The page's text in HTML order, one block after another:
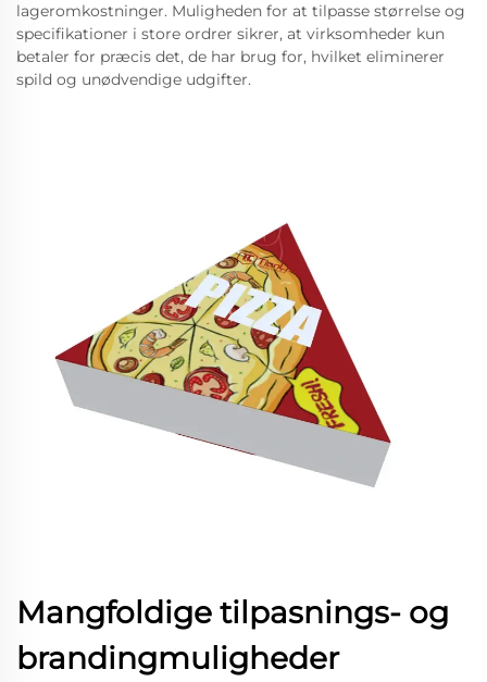
lageromkostninger. Muligheden for at tilpasse størrelse og
specifikationer i store ordrer sikrer, at virksomheder kun
betaler for præcis det, de har brug for, hvilket eliminerer
spild og unødvendige udgifter.
Mangfoldige tilpasnings- og
brandingmuligheder